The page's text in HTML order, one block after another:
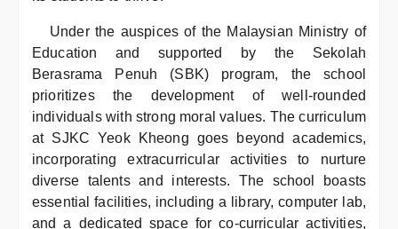
Under the auspices of the Malaysian Ministry of
Education and supported by the Sekolah
Berasrama Penuh (SBK) program, the school
prioritizes the development of well-rounded
individuals with strong moral values. The curriculum
at SJKC Yeok Kheong goes beyond academics,
incorporating extracurricular activities to nurture
diverse talents and interests. The school boasts
essential facilities, including a library, computer lab,
and a dedicated space for co-curricular activities,